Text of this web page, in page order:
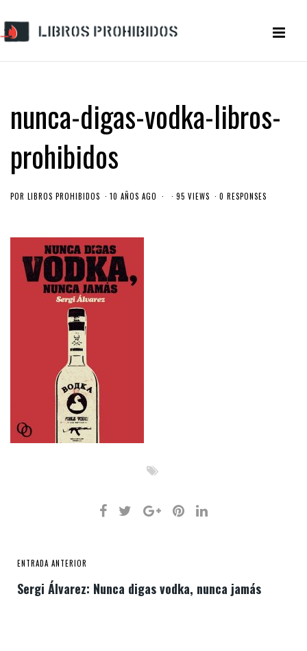
nunca-digas-vodka-libros-
prohibidos
POR LIBROS PROHIBIDOS 10 AÑOS AGO 95 VIEWS 0 RESPONSES
ENTRADA ANTERIOR
Sergi Álvarez: Nunca digas vodka, nunca jamás